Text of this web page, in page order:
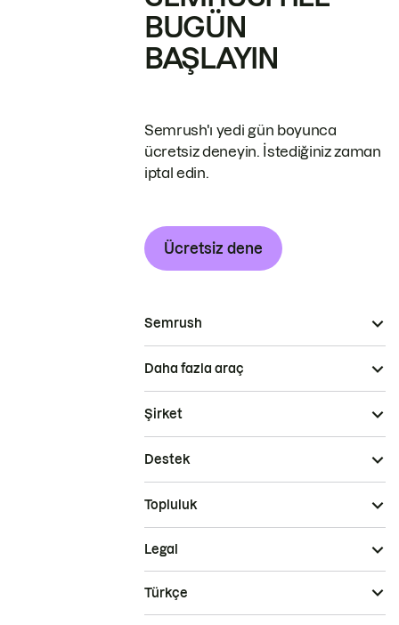
BUGÜN
BAŞLAYIN
Semrush'ı yedi gün boyunca
ücretsiz deneyin. İstediğiniz zaman
iptal edin.
Ücretsiz dene
Semrush
Daha fazla araç
Şirket
Destek
Topluluk
Legal
Türkçe